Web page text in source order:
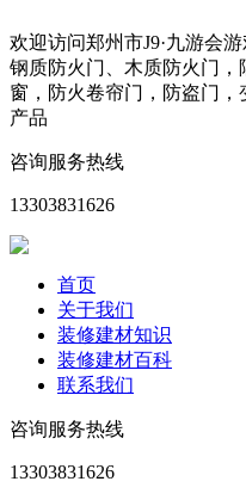
欢迎访问郑州市J9·九游会
钢质防火门、木质防火门
窗，防火卷帘门，防盗门
产品
咨询服务热线
13303831626
首页
关于我们
装修建材知识
装修建材百科
联系我们
咨询服务热线
13303831626